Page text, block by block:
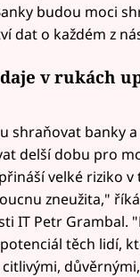
budou moci
dat o každém z
v rukách
shraňovat banky
delší dobu pro
velké riziko v
zneužita,"
IT Petr Grambal.
těch lidí,